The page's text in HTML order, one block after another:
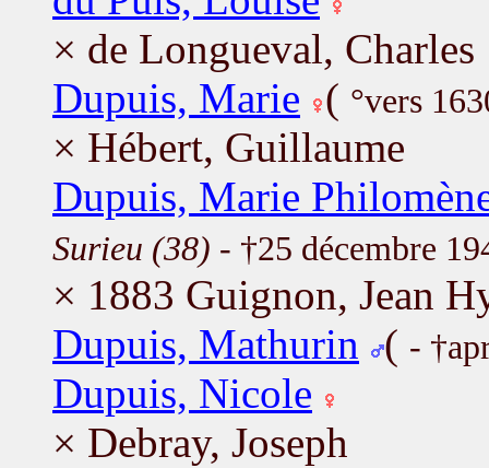
× de Longueval, Charles
Dupuis, Marie ( °vers
× Hébert, Guillaume
Dupuis, Marie
Surieu (38) - †25 décembre
× 1883 Guignon, Jean
Dupuis, Mathurin
( -
Dupuis, Nicole
× Debray, Joseph